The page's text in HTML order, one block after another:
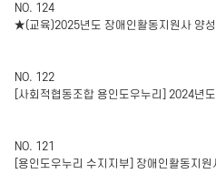
NO. 124
★(교육)2025년도 장애인활동지원사 양
NO. 122
[사회적협동조합 용인도우누리] 2024년
NO. 121
[용인도우누리 수지지부] 장애인활동지